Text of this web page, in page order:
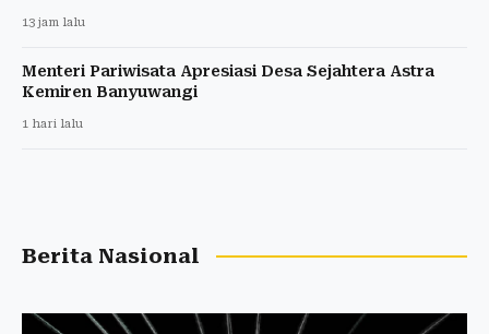
13 jam lalu
Menteri Pariwisata Apresiasi Desa Sejahtera Astra
Kemiren Banyuwangi
1 hari lalu
Berita Nasional